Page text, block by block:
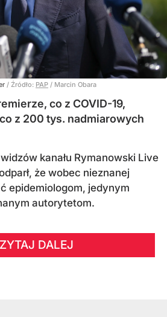
/ Źródło: PAP / Marcin Obara
co z COVID-19,
z 200 tys. nadmiarowych
kanału Rymanowski Live
że wobec nieznanej
epidemiologom, jedynym
autorytetom.
DALEJ